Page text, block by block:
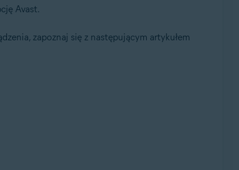
Avast.
zapoznaj się z następującym artykułem